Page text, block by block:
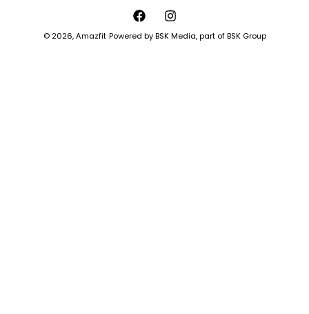
© 2026,Amazfit Powered byBSK Media, part ofBSK Group